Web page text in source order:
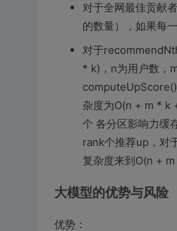
对于全网最佳贡献
的数量），如果每
对于
* k)，n为用户数，
computeUpScore()
杂度为O(n + m * k
个 各分区影响力缓
rank个推荐up，对
复杂度来到O(n + m
大模型的优势与风险
优势：